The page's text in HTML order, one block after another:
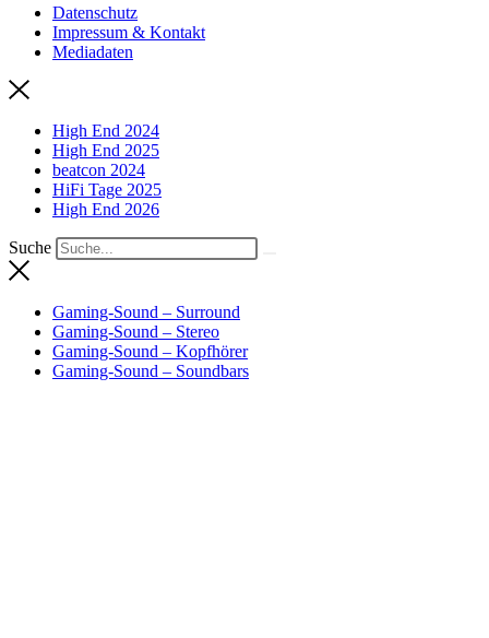
Datenschutz
Impressum & Kontakt
Mediadaten
High End 2024
High End 2025
beatcon 2024
HiFi Tage 2025
High End 2026
Suche
Gaming-Sound – Surround
Gaming-Sound – Stereo
Gaming-Sound – Kopfhörer
Gaming-Sound – Soundbars